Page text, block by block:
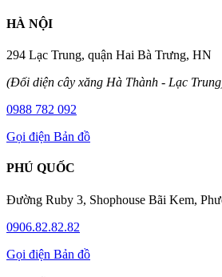
HÀ NỘI
294 Lạc Trung, quận Hai Bà Trưng, HN
(Đối diện cây xăng Hà Thành - Lạc
0988 782 092
Gọi điện Bản đồ
PHÚ QUỐC
Đường Ruby 3, Shophouse Bãi Kem,
0906.82.82.82
Gọi điện Bản đồ